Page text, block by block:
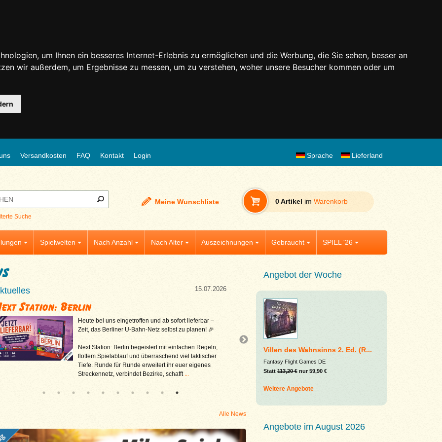
um Ihnen ein besseres Internet-Erlebnis zu ermöglichen und die Werbung, die Sie sehen, besser an
wir außerdem, um Ergebnisse zu messen, um zu verstehen, woher unsere Besucher kommen oder um
Versandkosten FAQ Kontakt Login Lieferland
Sprache
Suche
Meine Wunschliste 0 Artikel im Warenkorb
Spielwelten Nach Anzahl Nach Alter Auszeichnungen Gebraucht SPIEL '26
15.07.2026
Station: Berlin
Heute bei uns eingetroffen und ab sofort lieferbar –
Zeit, das Berliner U-Bahn-Netz selbst zu planen! 🎉
Next Station: Berlin begeistert mit einfachen Regeln,
flottem Spielablauf und überraschend viel taktischer
Tiefe. Runde für Runde erweitert ihr euer eigenes
Streckennetz, verbindet Bezirke, schafft ...
Aktuelles
Kingdom Crossing
Als geschickte Biber-Baumeister plant ihr
und müsst jede Entscheidung clever
dieselbe Brücke darf an einem Tag nicht
Alle News
Angebot der Woche
Villen des Wahnsinns 2. Ed. (R...
Fantasy Flight Games DE
Statt113,20 €nur 59,90 €
Weitere Angebote
Angebote im August 2026